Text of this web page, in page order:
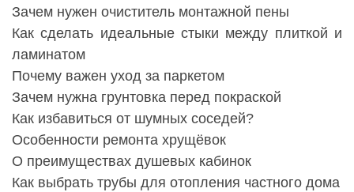
Зачем нужен очиститель монтажной пены
Как сделать идеальные стыки между плиткой и
ламинатом
Почему важен уход за паркетом
Зачем нужна грунтовка перед покраской
Как избавиться от шумных соседей?
Особенности ремонта хрущёвок
О преимуществах душевых кабинок
Как выбрать трубы для отопления частного дома